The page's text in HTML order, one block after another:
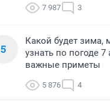
7 987 3
5
Какой будет зима,
узнать по погоде 7
важные приметы
5 876 4